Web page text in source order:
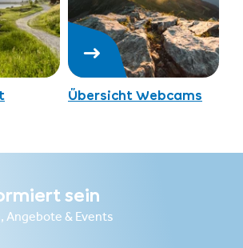
Übersicht Webcams
sein
Angebote & Events